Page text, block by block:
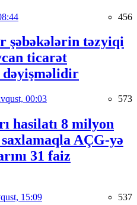
456
şəbəkələrin təzyiqi
ticarət
dəyişməlidir
00:03 573
hasilatı 8 milyon
AÇG-yə
31 faiz
15:09 537